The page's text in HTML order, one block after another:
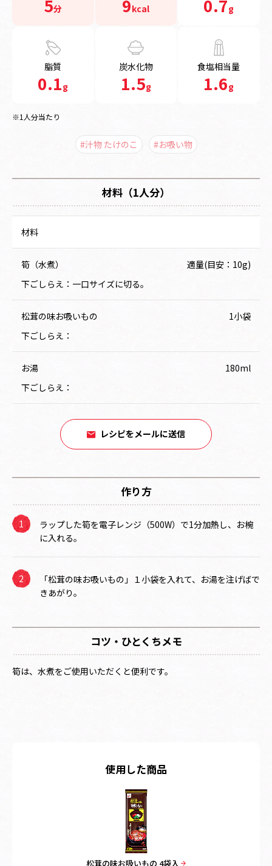
5分 9kcal 0.7g
脂質
0.1g
炭水化物
1.5g
食塩相当量
1.6g
※1人分当たり
#汁物 たけのこ #お吸い物
材料（1人分）
材料
筍（水煮）
適量(目安：10g)
下ごしらえ：一口サイズに切る。
松茸の味お吸いもの
1小袋
下ごしらえ：
お湯
180ml
下ごしらえ：
レシピをメールに送信
作り方
ラップした筍を電子レンジ（500W）で1分加熱し、お椀
に入れる。
「松茸の味お吸いもの」１小袋を入れて、お湯を注げばで
きあがり。
コツ・ひとくちメモ
筍は、水煮をご使用いただくと便利です。
使用した商品
松茸の味お吸いもの 4袋入